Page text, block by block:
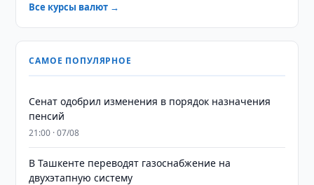
Все курсы валют →
САМОЕ ПОПУЛЯРНОЕ
Сенат одобрил изменения в порядок назначения
пенсий
21:00 · 07/08
В Ташкенте переводят газоснабжение на
двухэтапную систему